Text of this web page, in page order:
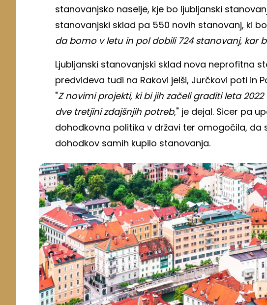
stanovanjsko naselje, kje bo ljubljanski
stanovanjski sklad pa 550 novih stanovanj, ki
da bomo v letu in pol dobili 724 stanovanj, kar
Ljubljanski stanovanjski sklad nova neprofitna
predvideva tudi na Rakovi jelši, Jurčkovi poti in
"Z novimi projekti, ki bi jih začeli graditi leta
dve tretjini zdajšnjih potreb," je dejal. Sicer pa
dohodkovna politika v državi ter omogočila, da
dohodkov samih kupilo stanovanja.